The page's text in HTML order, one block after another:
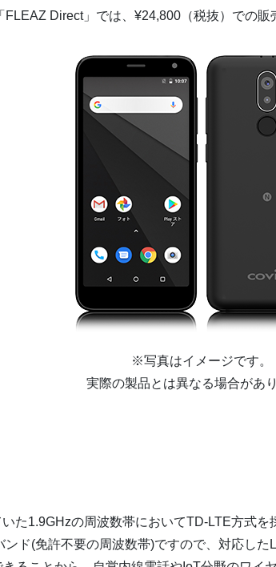
Direct」では、¥24,800（税抜）での販
※写真はイメージです。
実際の製品とは異なる場合があり
た1.9GHzの周波数帯においてTD-LTE方式
ド(免許不要の周波数帯)ですので、対応し